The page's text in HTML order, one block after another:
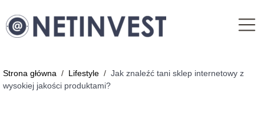
Strona główna / Lifestyle / Jak znaleźć tani sklep internetowy z
wysokiej jakości produktami?